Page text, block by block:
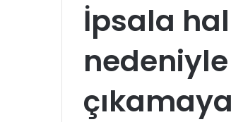
İpsala
nedeniyle